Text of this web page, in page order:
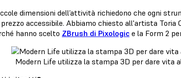
dimensioni dell’attività richiedono che ogni
accessibile. Abbiamo chiesto all'artista Toria
hanno scelto ZBrush di Pixologic e la Form 2
Modern Life utilizza la stampa 3D per dare vita